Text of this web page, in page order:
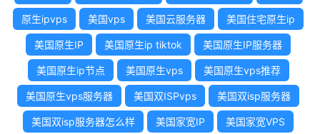
原生ipvps 美国vps 美国云服务器 美国住宅原生ip
美国原生IP 美国原生ip tiktok 美国原生IP服务器
美国原生ip节点 美国原生vps 美国原生vps推荐
美国原生vps服务器 美国双ISPvps 美国双isp服务器
美国双isp服务器怎么样 美国家宽IP 美国家宽VPS